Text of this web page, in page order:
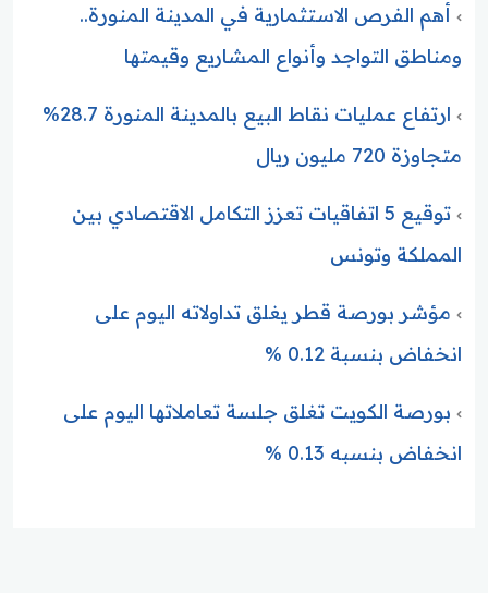
أهم الفرص الاستثمارية في المدينة المنورة..
ومناطق التواجد وأنواع المشاريع وقيمتها
ارتفاع عمليات نقاط البيع بالمدينة المنورة 28.7%
متجاوزة 720 مليون ريال
توقيع 5 اتفاقيات تعزز التكامل الاقتصادي بين
المملكة وتونس
مؤشر بورصة قطر يغلق تداولاته اليوم على
انخفاض بنسبة 0.12 %
بورصة الكويت تغلق جلسة تعاملاتها اليوم على
انخفاض بنسبه 0.13 %